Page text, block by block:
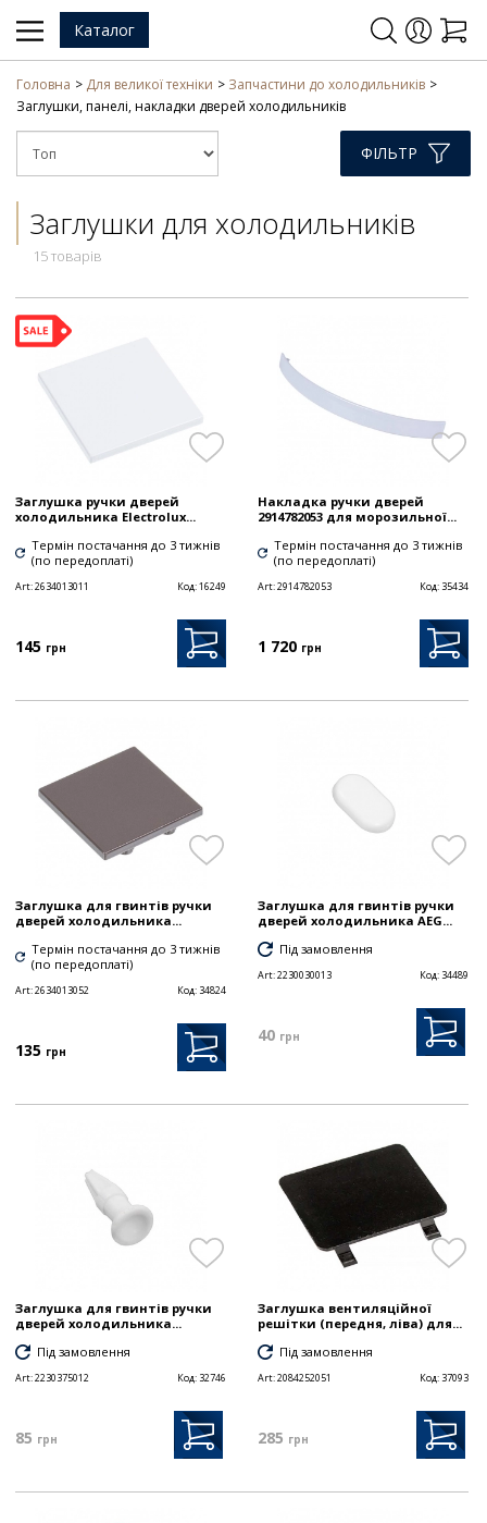
Каталог
Головна Для великої техніки
Запчастини до холодильників
Заглушки, панелі, накладки дверей холодильників
ФІЛЬТР
Заглушки для холодильників
15 товарів
Заглушка ручки дверей
холодильника Electrolux...
Термін постачання до 3 тижнів
(по передоплаті)
Art:2634013011 Код:16249
145 грн
Накладка ручки дверей
2914782053 для морозильної...
Термін постачання до 3 тижнів
(по передоплаті)
Art:2914782053 Код: 35434
1 720 грн
Заглушка для гвинтів ручки
дверей холодильника...
Термін постачання до 3 тижнів
(по передоплаті)
Art:2634013052 Код: 34824
135 грн
Заглушка для гвинтів ручки
дверей холодильника AEG...
Під замовлення
Art:2230030013 Код: 34489
40 грн
Заглушка для гвинтів ручки
дверей холодильника...
Під замовлення
Art:2230375012 Код: 32746
85 грн
Заглушка вентиляційної
решітки (передня, ліва) для...
Під замовлення
Art:2084252051 Код: 37093
285 грн